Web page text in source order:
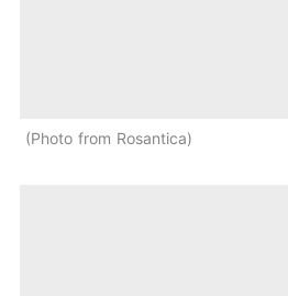
Photo from Rosantica